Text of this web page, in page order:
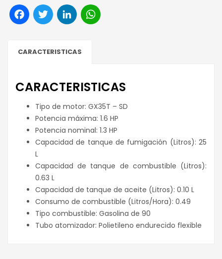
Facebook
TwitterLinkedIn
CARACTERISTICAS
CARACTERISTICAS
Tipo de motor: GX35T – SD
Potencia máxima: 1.6 HP
Potencia nominal: 1.3 HP
Capacidad de tanque de fumigación (Litros): 25
L
Capacidad de tanque de combustible (Litros):
0.63 L
Capacidad de tanque de aceite (Litros): 0.10 L
Consumo de combustible (Litros/Hora): 0.49
Tipo combustible: Gasolina de 90
Tubo atomizador: Polietileno endurecido flexible